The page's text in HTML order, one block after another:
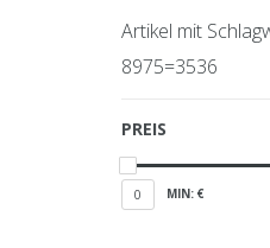
Artikel mit
8975=3536
PREIS
0 MIN: €